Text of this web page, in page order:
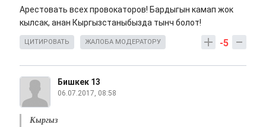
Арестовать всех провокаторов! Бардыгын камап жок
кылсак, анан Кыргызстаныбызда тынч болот!
-5
ЦИТИРОВАТЬ ЖАЛОБА МОДЕРАТОРУ
Бишкек 13
06.07.2017, 08:58
Кыргыз